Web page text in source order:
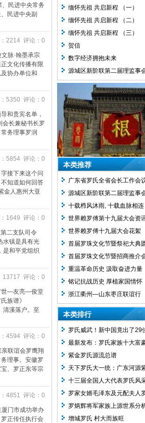
民进中央常务
民进中央副
2214 评论：0
脉·翰墨承宗
文化传播有限
协办单位和
5350 评论：0
和贵宾名单，
会长兼秘书长罗
务理事罗润
5854 评论：0
接下来这个问
知道如何回答
金人惠州大亚
1649 评论：0
二支队司令
水镇是具有光
是和平党组织
13717 评论：0
世—友亮—俊堂
族谱》
清溪落户。至
4594 评论：0
联谊会罗鹰翔
理事。安徽罗
、罗正东等宗
4851 评论：0
门市成功举办
正传任执行会
开
缅怀先祖 共启新程 （一）
缅怀先祖 共启新程 （二）
缅怀先祖 共启新程 （三）
贺信
数字经济拥抱未来
源城区新阶联第二届理监事
礼圆满举行
本类推荐
广东省罗氏全省会长工作会
开
源城区新阶联第二届理监事
礼圆满举行
十载栉风沐雨, 十载血脉相连
世界赖罗傅第十九届大会资
世界赖罗傅十九届大会花絮
首届罗珠文化节暨祭祀大典
功
首届罗珠文化节暨招商推介
召开
重温革命历史 汲取奋进力量
铭记抗战历史 厚植家国情怀
浙江衢州—山东枣庄联谊行
本类排行
罗氏威武！新中国竟出了29
军，罗家人顶起！
最新发布：罗氏家族十大富
紫金罗氏源流总谱
天下罗氏大一统：广东河源
迁徙源流记
十三届全国人大代表罗氏风
罗家女婿毛泽东及元配夫人
罗炳辉将军家族上源世系分
增城罗氏 村大而族旺